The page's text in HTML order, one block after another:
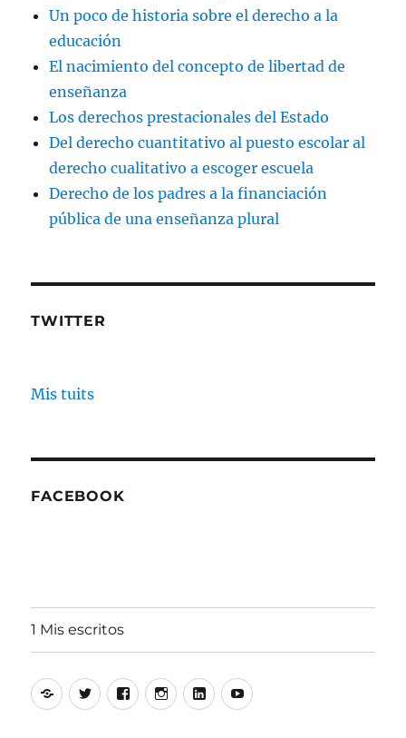
Un poco de historia sobre el derecho a la
educación
El nacimiento del concepto de libertad de
enseñanza
Los derechos prestacionales del Estado
Del derecho cuantitativo al puesto escolar al
derecho cualitativo a escoger escuela
Derecho de los padres a la financiación
pública de una enseñanza plural
TWITTER
Mis tuits
FACEBOOK
1 Mis escritos
Alfonso
Aguiló
TwitterFacebookInstagram
LinkedinYoutube